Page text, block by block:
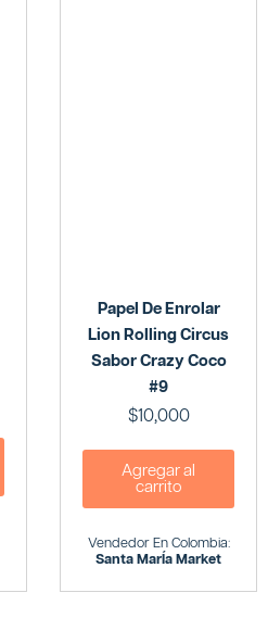
Papel De Enrolar
Lion Rolling Circus
Sabor Crazy Coco
#9
$10,000
Agregar al
carrito
Vendedor En Colombia:
Santa MarÍa Market